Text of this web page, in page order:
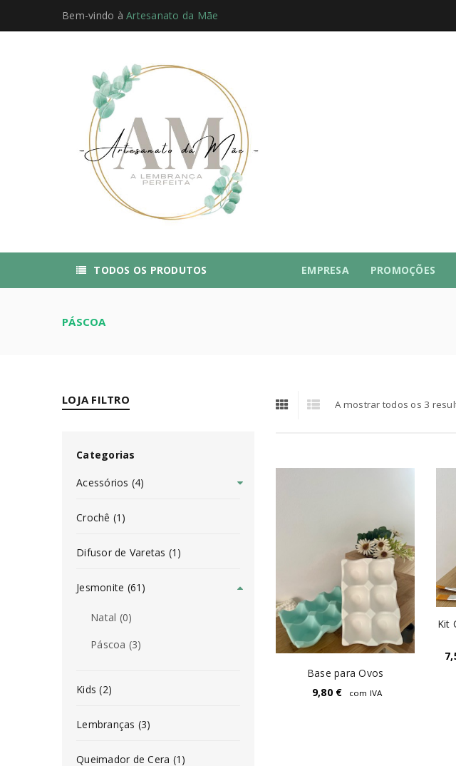
Bem-vindo à Artesanato da Mãe
TODOS OS PRODUTOS EMPRESA PROMOÇÕES
PÁSCOA
LOJA FILTRO
Categorias
Acessórios (4)
Crochê (1)
Difusor de Varetas (1)
Jesmonite (61)
Natal (0)
Páscoa (3)
Kids (2)
Lembranças (3)
Queimador de Cera (1)
A mostrar todos os 3
Base para Ovos
9,80 € com IVA
Kit